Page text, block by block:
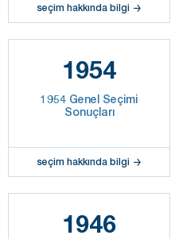
seçim hakkında bilgi
1954
1954 Genel Seçimi
Sonuçları
seçim hakkında bilgi
1946